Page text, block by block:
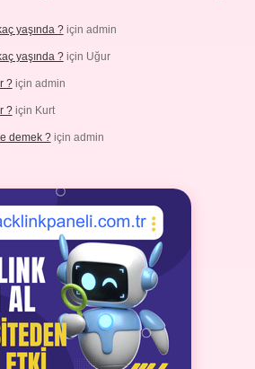
yaşında ?için admin
yaşında ?için Uğur
?için admin
?için Kurt
demek ?için admin